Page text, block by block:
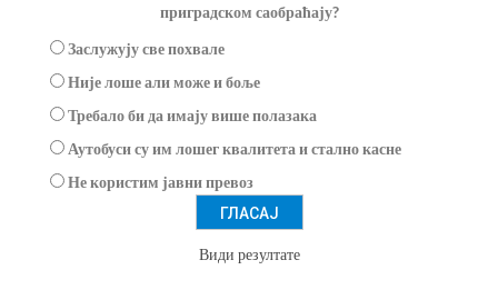
приградском саобраћају?
Заслужују све похвале
Није лоше али може и боље
Требало би да имају више полазака
Аутобуси су им лошег квалитета и стално касне
Не користим јавни превоз
Види резултате